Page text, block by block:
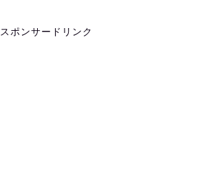
スポンサードリンク